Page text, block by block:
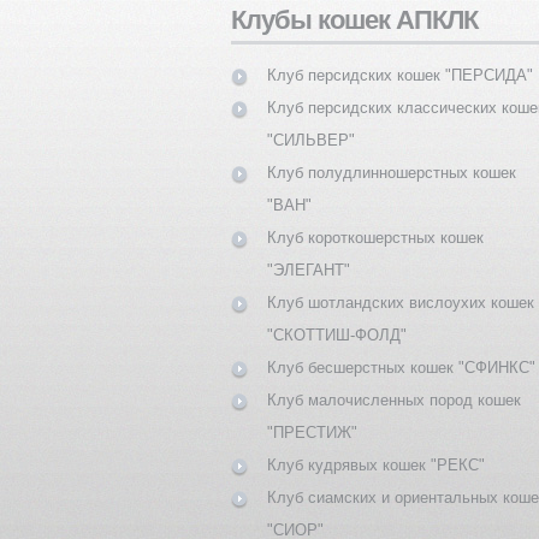
Клубы кошек АПКЛК
Клуб персидских кошек "ПЕРСИДА"
Клуб персидских классических
"СИЛЬВЕР"
Клуб полудлинношерстных кошек
"ВАН"
Клуб короткошерстных кошек
"ЭЛЕГАНТ"
Клуб шотландских вислоухих кошек
"СКОТТИШ-ФОЛД"
Клуб бесшерстных кошек "СФИНКС"
Клуб малочисленных пород кошек
"ПРЕСТИЖ"
Клуб кудрявых кошек "РЕКС"
Клуб сиамских и ориентальных
"СИОР"